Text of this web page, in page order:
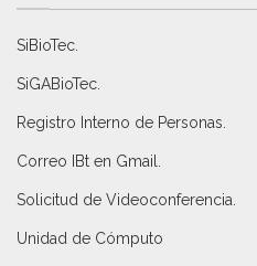
SiBioTec
SiGABioTec.
Registro Interno de Personas
Correo IBt en Gmail
Solicitud de Videoconferencia.
Unidad de Cómputo